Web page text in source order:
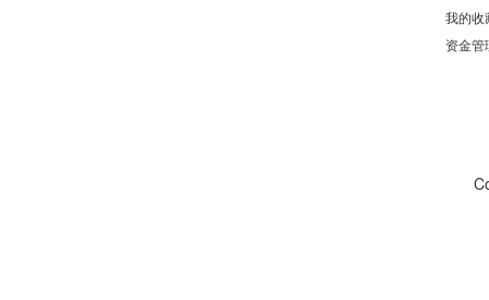
我的收
资金管